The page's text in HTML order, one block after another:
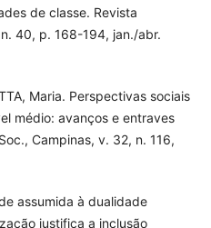
de classe. Revista
40, p. 168-194, jan./abr.
Maria. Perspectivas sociais
médio: avanços e entraves
Campinas, v. 32, n. 116,
assumida à dualidade
justifica a inclusão